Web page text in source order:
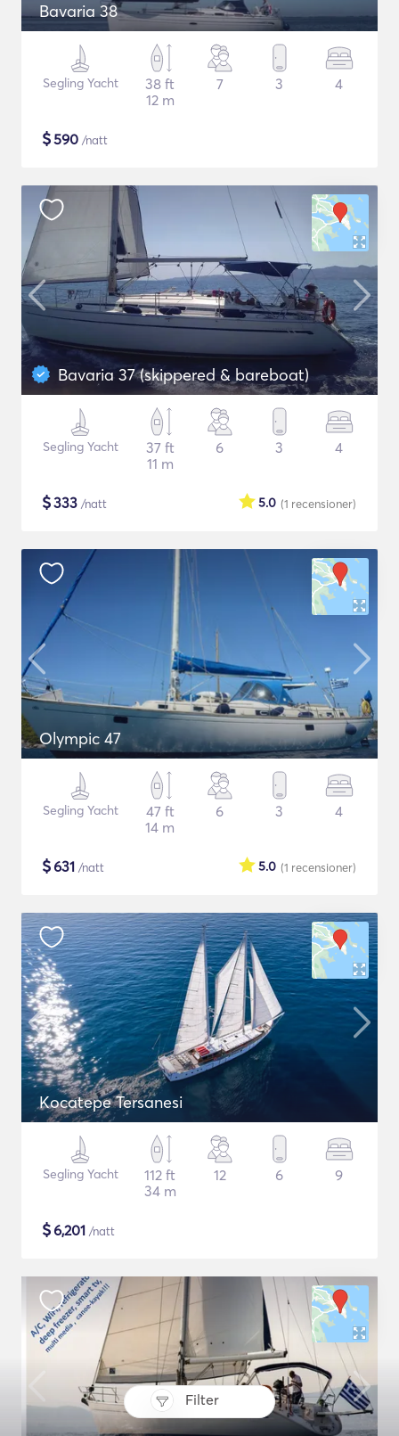
Filter
Bavaria 38
Segling Yacht
38 ft
12 m
7 3 4
$590 /natt
Bavaria 37 (skippered & bareboat)
Segling Yacht
37 ft
11 m
6 3 4
$333 /natt (1 recensioner)
5.0
Olympic 47
Segling Yacht
47 ft
14 m
6 3 4
$631 /natt (1 recensioner)
5.0
Kocatepe Tersanesi
Segling Yacht
112 ft
34 m
12 6 9
$6,201 /natt